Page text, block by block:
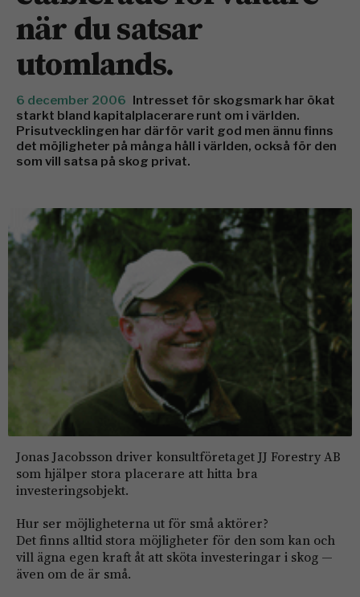
när du satsar
utomlands.
6 december 2006 Intresset för skogsmark har ökat
starkt bland kapitalplacerare runt om i världen.
Prisutvecklingen har därför varit god men ännu finns
det möjligheter på många håll i världen, också för den
som vill satsa på skog privat.
Jonas Jacobsson driver konsultföretaget JJ Forestry AB
som hjälper stora placerare att hitta bra
investeringsobjekt.
Hur ser möjligheterna ut för små aktörer?
Det finns alltid stora möjligheter för den som kan och
vill ägna egen kraft åt att sköta investeringar i skog —
även om de är små.